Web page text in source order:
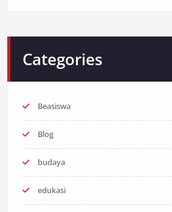
Categories
Beasiswa
Blog
budaya
edukasi